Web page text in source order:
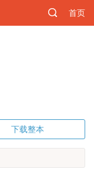
首页
下载整本